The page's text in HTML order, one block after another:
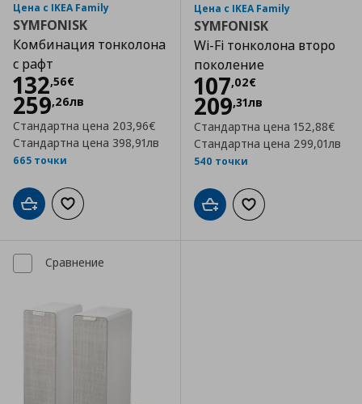
Цена с IKEA Family
SYMFONISK
Комбинация тонколона
с рафт
132,56€
Цена
259,26лв
Стандартна цена 203,96€
Стандартна цена 398,91лв
665 точки
Добави в кошницата
Добави към списъка с любими
Цена с IKEA Family
SYMFONISK
Wi-Fi тонколона второ
поколение
107,02€
Цена
209,31лв
Стандартна цена 152,88€
Стандартна цена 299,01лв
540 точки
Добави в кошницата
Добави към
Сравнение